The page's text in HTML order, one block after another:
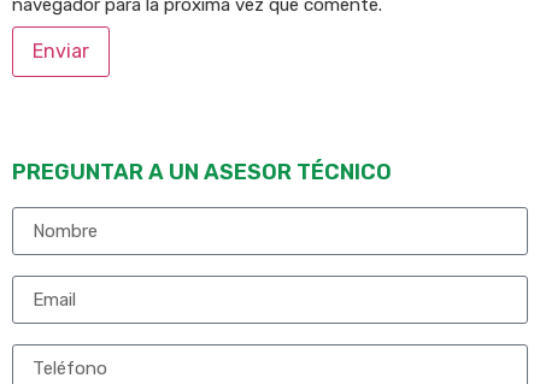
navegador para la próxima vez que comente.
PREGUNTAR A UN ASESOR TÉCNICO